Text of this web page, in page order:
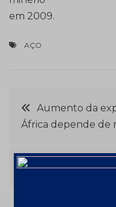
em 2009.
AÇO
Post
Aumento da
África depende de
Setor